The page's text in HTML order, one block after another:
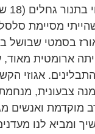
מסיימת
בסמטי שבושל
₪), המנה הייתה
אגוזי
מנה צבעונית,
ואנשים
ומביא לנו